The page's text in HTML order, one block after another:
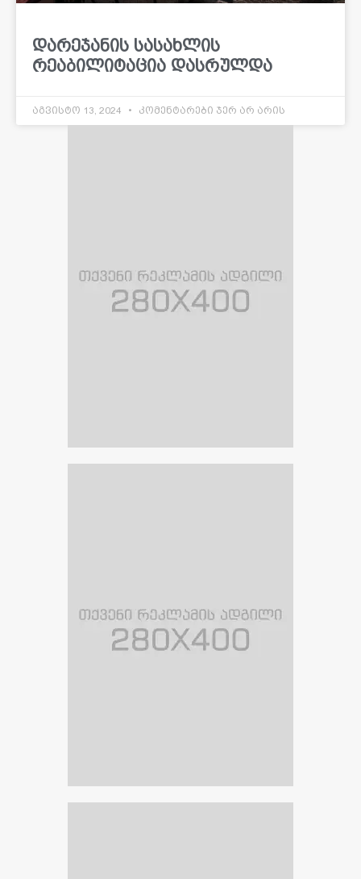
დარეჯანის სასახლის
რეაბილიტაცია დასრულდა
აგვისტო 13, 2024 კომენტარები ჯერ არ არის